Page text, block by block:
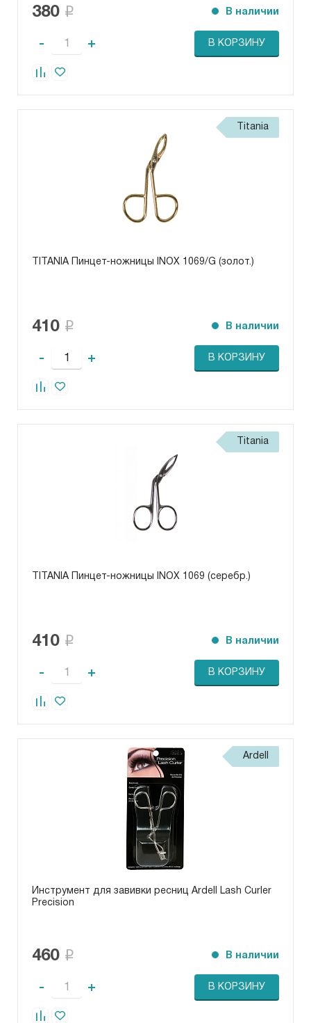
380 В наличии
- + В КОРЗИНУ
Titania
TITANIA Пинцет-ножницы INOX 1069/G (золот.)
410 В наличии
- + В КОРЗИНУ
Titania
TITANIA Пинцет-ножницы INOX 1069 (серебр.)
410 В наличии
- + В КОРЗИНУ
Ardell
Инструмент для завивки ресниц Ardell Lash Curler
Precision
460 В наличии
- + В КОРЗИНУ